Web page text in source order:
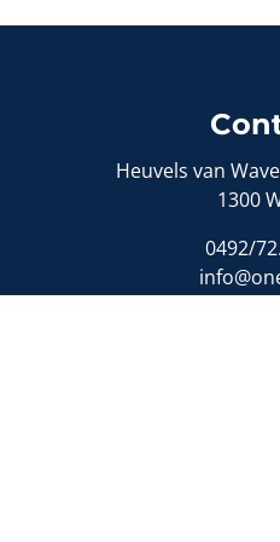
Heuvels van
1300
0492/